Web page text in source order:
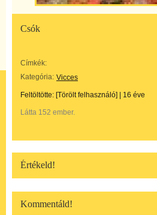
Csók
Címkék:
Kategória: Vicces
Feltöltötte: [Törölt felhasználó] 16 éve
Látta 152 ember.
Értékeld!
Kommentáld!